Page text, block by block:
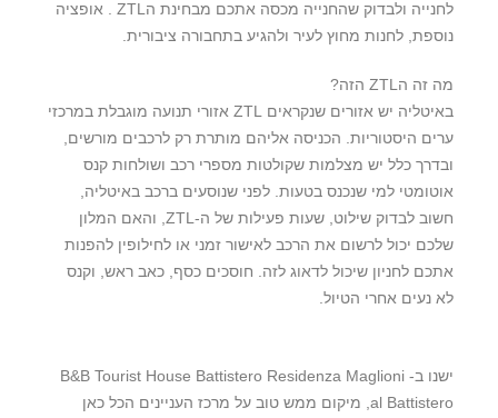
לחנייה ולבדוק שהחנייה מכסה אתכם מבחינת הZTL . אופציה
נוספת, לחנות מחוץ לעיר ולהגיע בתחבורה ציבורית.
מה זה הZTL הזה?
באיטליה יש אזורים שנקראים ZTL אזורי תנועה מוגבלת במרכזי
ערים היסטוריות. הכניסה אליהם מותרת רק לרכבים מורשים,
ובדרך כלל יש מצלמות שקולטות מספרי רכב ושולחות קנס
אוטומטי למי שנכנס בטעות. לפני שנוסעים ברכב באיטליה,
חשוב לבדוק שילוט, שעות פעילות של ה-ZTL, והאם המלון
שלכם יכול לרשום את הרכב לאישור זמני או לחילופין להפנות
אתכם לחניון שיכול לדאוג לזה. חוסכים כסף, כאב ראש, וקנס
לא נעים אחרי הטיול.
ישנו ב- B&B Tourist House Battistero Residenza Maglioni
al Battistero, מיקום ממש טוב על מרכז העניינים הכל כאן